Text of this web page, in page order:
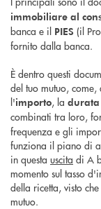
immobiliare al
banca e il PIES (il
fornito dalla banca.
È dentro questi
del tuo mutuo,
l'importo, la durata
combinati tra loro,
frequenza e gli
funziona il piano di
in questa uscita di A
momento sul tasso
della ricetta, visto
mutuo.